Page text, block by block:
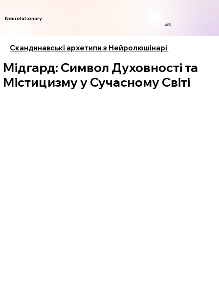
Neurolutionary
Login
Скандинавські архетипи з Нейролюшінарі
Мідгард: Символ Духовності та
Містицизму у Сучасному Світі